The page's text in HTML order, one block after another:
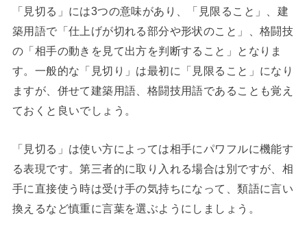
「見切る」には3つの意味があり、「見限ること」、建
築用語で「仕上げが切れる部分や形状のこと」、格闘技
の「相手の動きを見て出方を判断すること」となりま
す。一般的な「見切り」は最初に「見限ること」になり
ますが、併せて建築用語、格闘技用語であることも覚え
ておくと良いでしょう。
「見切る」は使い方によっては相手にパワフルに機能す
る表現です。第三者的に取り入れる場合は別ですが、相
手に直接使う時は受け手の気持ちになって、類語に言い
換えるなど慎重に言葉を選ぶようにしましょう。